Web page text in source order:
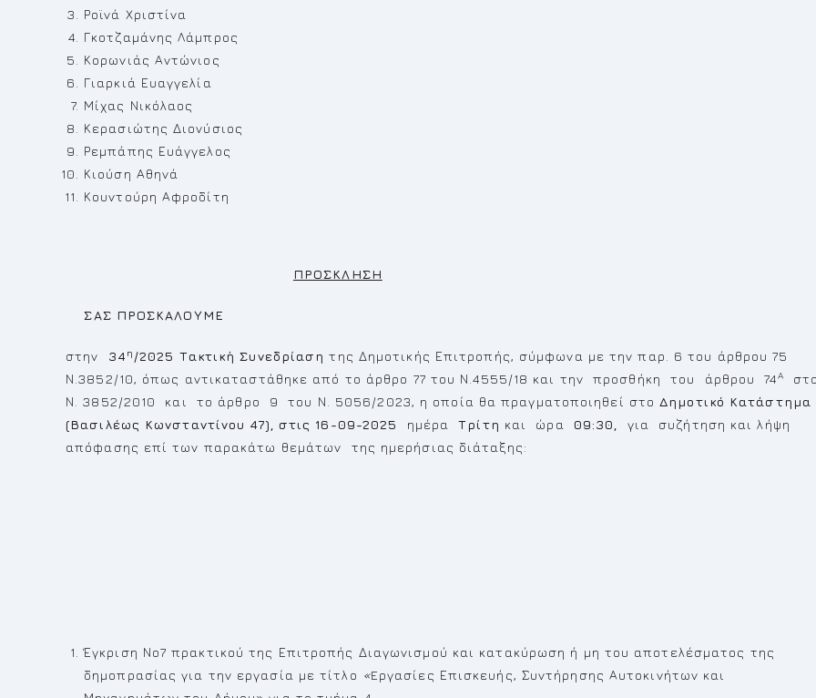
Ροϊνά Χριστίνα
Γκοτζαμάνης Λάμπρος
Κορωνιάς Αντώνιος
Γιαρκιά Ευαγγελία
Μίχας Νικόλαος
Κερασιώτης Διονύσιος
Ρεμπάπης Ευάγγελος
Κιούση Αθηνά
Κουντούρη Αφροδίτη
ΠΡΟΣΚΛΗΣΗ
ΣΑΣ ΠΡΟΣΚΑΛΟΥΜΕ
στην 34 η /2025 Τακτική Συνεδρίαση της Δημοτικής Επιτροπής, σύμφωνα με την παρ. 6 του άρθρου 75
Ν.3852/10, όπως αντικαταστάθηκε από το άρθρο 77 του Ν.4555/18 και την προσθήκη του άρθρου 74Α
Ν. 3852/2010 και το άρθρο 9 του Ν. 5056/2023, η οποία θα πραγματοποιηθεί στο Δημοτικό Κατάστημα
(Βασιλέως Κωνσταντίνου 47), στις 16-09-2025 ημέρα Τρίτη και ώρα 09:30,
για συζήτηση και λήψη
απόφασης επί των παρακάτω θεμάτων της ημερήσιας διάταξης:
Έγκριση Νο7 πρακτικού της Επιτροπής Διαγωνισμού και κατακύρωση ή μη του αποτελέσματος της
δημοπρασίας για την εργασία με τίτλο «Eργασίες Επισκευής, Συντήρησης Αυτοκινήτων και